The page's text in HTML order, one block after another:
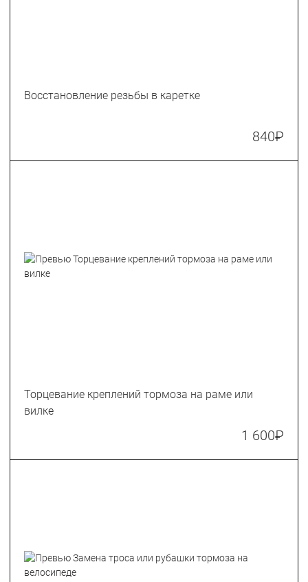
Восстановление резьбы в каретке
840₽
Торцевание креплений тормоза на раме или
вилке
1 600₽